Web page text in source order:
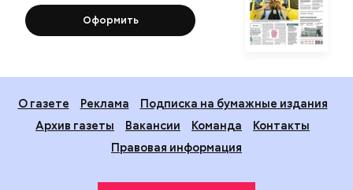
Оформить
О газете Реклама
Подписка на бумажные издания
Архив газеты
Вакансии Команда
Контакты
Правовая информация